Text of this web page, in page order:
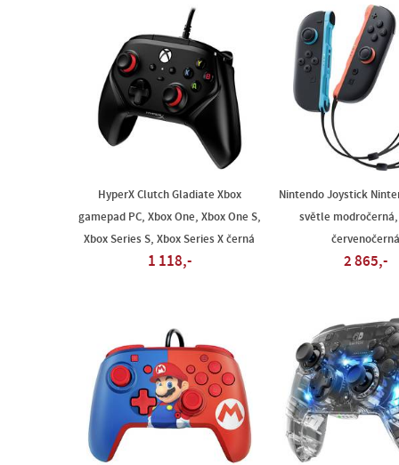
HyperX Clutch Gladiate Xbox
gamepad PC, Xbox One, Xbox One S,
Xbox Series S, Xbox Series X černá
1 118,-
Nintendo Joystick
světle
červenočerná
2 865,-